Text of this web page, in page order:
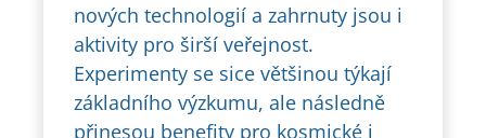
nových technologií a zahrnuty jsou i
aktivity pro širší veřejnost.
Experimenty se sice většinou týkají
základního výzkumu, ale následně
přinesou benefity pro kosmické i